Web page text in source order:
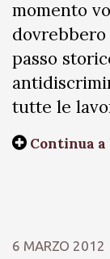
momento
passo
tutte le
Continua a
6 MARZO 2012